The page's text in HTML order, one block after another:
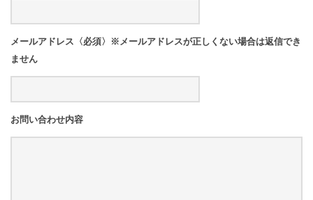
メールアドレス〈必須〉※メールアドレスが正しくない場合は返信でき
ません
お問い合わせ内容